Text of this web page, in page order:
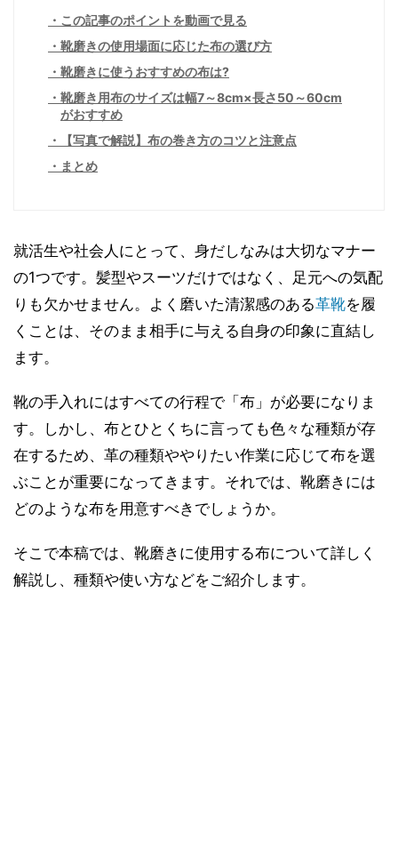
この記事のポイントを動画で見る
靴磨きの使用場面に応じた布の選び方
靴磨きに使うおすすめの布は?
靴磨き用布のサイズは幅7～8cm×長さ50～60cm
がおすすめ
【写真で解説】布の巻き方のコツと注意点
まとめ
就活生や社会人にとって、身だしなみは大切なマナー
の1つです。髪型やスーツだけではなく、足元への気配
りも欠かせません。よく磨いた清潔感のある革靴を履
くことは、そのまま相手に与える自身の印象に直結し
ます。
靴の手入れにはすべての行程で「布」が必要になりま
す。しかし、布とひとくちに言っても色々な種類が存
在するため、革の種類ややりたい作業に応じて布を選
ぶことが重要になってきます。それでは、靴磨きには
どのような布を用意すべきでしょうか。
そこで本稿では、靴磨きに使用する布について詳しく
解説し、種類や使い方などをご紹介します。